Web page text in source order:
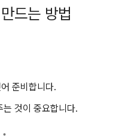
드는 방법
준비합니다.
것이 중요합니다.